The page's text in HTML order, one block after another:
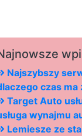
Najszybszy
czas ma
Target Auto
wynajmu
Lemiesze ze